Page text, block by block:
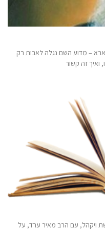
– מדוע השם נגלה לאבות רק
זה קשור
ויקהל, עם הרב מאיר ערד, על